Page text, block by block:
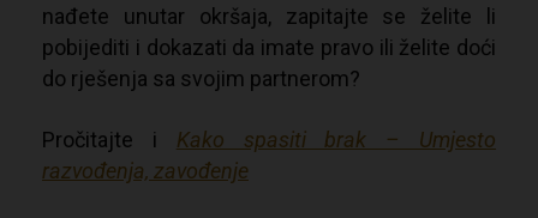
nađete unutar okršaja, zapitajte se želite li
pobijediti i dokazati da imate pravo ili želite doći
do rješenja sa svojim partnerom?
Pročitajte i Kako spasiti brak – Umjesto
razvođenja, zavođenje